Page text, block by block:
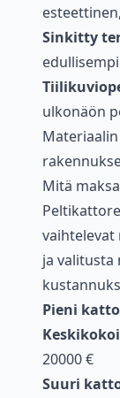
Sinkitty
ulkonäön
Mitä
ja valitusta
Pieni katto
20000 €
Suuri